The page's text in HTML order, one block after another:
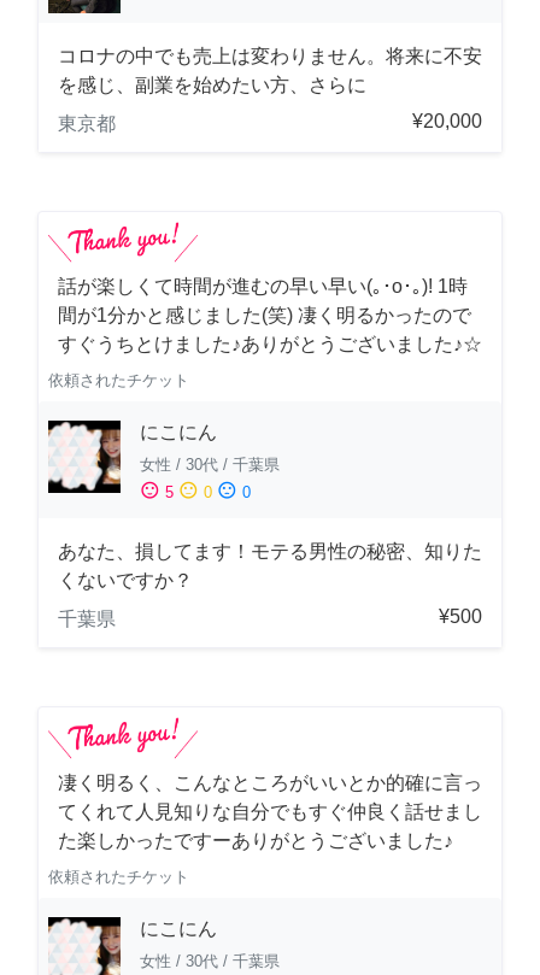
コロナの中でも売上は変わりません。将来に不安
を感じ、副業を始めたい方、さらに
東京都
¥20,000
話が楽しくて時間が進むの早い早い(｡･о･｡)! 1時
間が1分かと感じました(笑) 凄く明るかったので
すぐうちとけました♪ありがとうございました♪☆
依頼されたチケット
にこにん
女性 / 30代 / 千葉県
sentiment_satisfied 5 sentiment_neutral 0 sentiment_dissatisfied 0
あなた、損してます！モテる男性の秘密、知りた
くないですか？
千葉県
¥500
凄く明るく、こんなところがいいとか的確に言っ
てくれて人見知りな自分でもすぐ仲良く話せまし
た楽しかったですーありがとうございました♪
依頼されたチケット
にこにん
女性 / 30代 / 千葉県